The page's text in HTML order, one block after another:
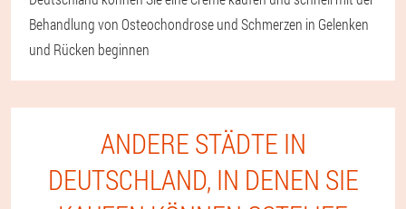
Behandlung von Osteochondrose und Schmerzen in Gelenken
und Rücken beginnen
ANDERE STÄDTE IN
DEUTSCHLAND, IN DENEN SIE